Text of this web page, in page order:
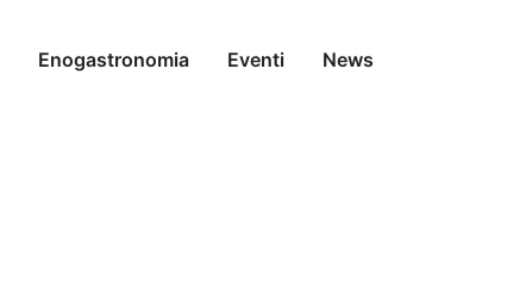
Enogastronomia Eventi News